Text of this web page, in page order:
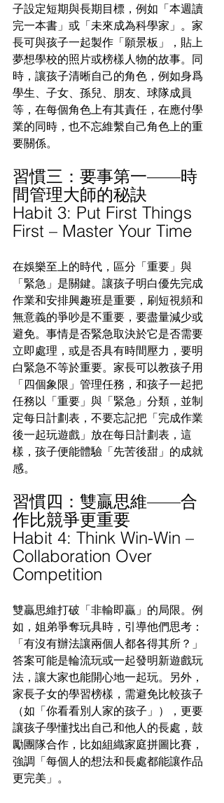
子設定短期與長期目標，例如「本週讀
完一本書」或「未來成為科學家」。家
長可與孩子一起製作「願景板」，貼上
夢想學校的照片或榜樣人物的故事。同
時，讓孩子清晰自己的角色，例如身爲
學生、子女、孫兒、朋友、球隊成員
等，在每個角色上有其責任，在應付學
業的同時，也不忘維繫自己角色上的重
要關係。
習慣三：要事第一——時
間管理大師的秘訣
Habit 3: Put First Things
First – Master Your Time
在娛樂至上的時代，區分「重要」與
「緊急」是關鍵。讓孩子明白優先完成
作業和安排興趣班是重要，刷短視頻和
無意義的爭吵是不重要，要盡量減少或
避免。事情是否緊急取決於它是否需要
立即處理，或是否具有時間壓力，要明
白緊急不等於重要。家長可以教孩子用
「四個象限」管理任務，和孩子一起把
任務以「重要」與「緊急」分類，並制
定每日計劃表，不要忘記把「完成作業
後一起玩遊戲」放在每日計劃表，這
樣，孩子便能體驗「先苦後甜」的成就
感。
習慣四：雙贏思維——合
作比競爭更重要
Habit 4: Think Win-Win –
Collaboration Over
Competition
雙贏思維打破「非輸即贏」的局限。例
如，姐弟爭奪玩具時，引導他們思考：
「有沒有辦法讓兩個人都各得其所？」
答案可能是輪流玩或一起發明新遊戲玩
法，讓大家也能開心地一起玩。另外，
家長子女的學習榜樣，需避免比較孩子
（如「你看看別人家的孩子」），更要
讓孩子學懂找出自己和他人的長處，鼓
勵團隊合作，比如組織家庭拼圖比賽，
強調「每個人的想法和長處都能讓作品
更完美」。